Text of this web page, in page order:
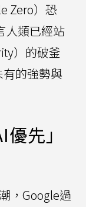
Zero）恐
人類已經站
）的破釜
的強勢與
先」
，Google過